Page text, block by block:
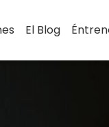
El Blog